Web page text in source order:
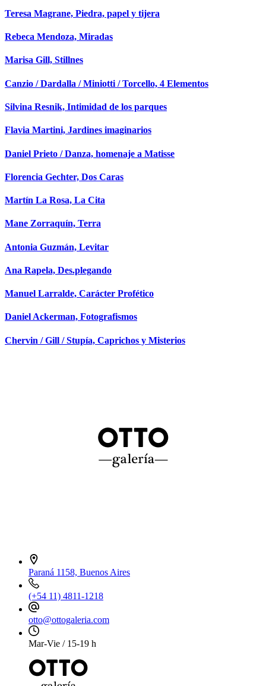
Teresa Magrane, Piedra, papel y tijera
Rebeca Mendoza, Miradas
Marisa Gill, Stillnes
Canzio / Dardalla / Miniotti / Torcello, 4 Elementos
Silvina Resnik, Intimidad de los parques
Flavia Martini, Jardines imaginarios
Daniel Prieto / Danza, homenaje a Matisse
Florencia Gechter, Dos Caras
Martín La Rosa, La Cita
Mane Zorraquín, Terra
Antonia Guzmán, Levitar
Ana Rapela, Des.plegando
Manuel Larralde, Carácter Profético
Daniel Ackerman, Fotografismos
Chervin / Gill / Stupía, Caprichos y Misterios
Paraná 1158, Buenos Aires
(+54 11) 4811-1218
otto@ottogaleria.com
Mar-Vie / 15-19 h